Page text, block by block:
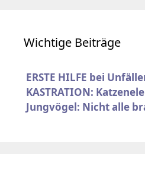
Wichtige Beiträge
ERSTE HILFE bei
KASTRATION:
Jungvögel: Nicht alle